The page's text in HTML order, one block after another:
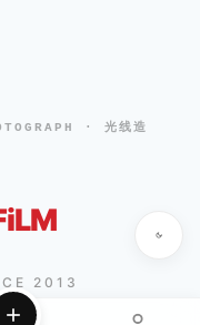
· 光线造
2013